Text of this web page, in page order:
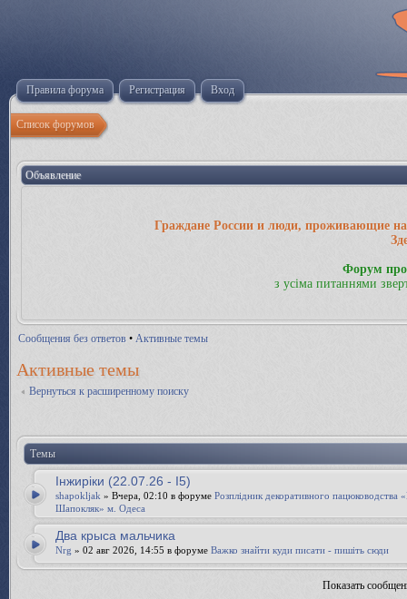
Правила форума Регистрация Вход
Список форумов
Объявление
Граждане России и люди, проживающие на
Форум
з усіма питаннями
Сообщения без ответов • Активные темы
Активные темы
Вернуться к расширенному поиску
Темы
Інжиріки (22.07.26 - І5)
shapokljak » Вчера, 02:10 в форуме Розплідник декоративного пацюководства
Шапокляк» м. Одеса
Два крыса мальчика
Nrg » 02 авг 2026, 14:55 в форуме Важко знайти куди писати - пишіть сюди
Показать